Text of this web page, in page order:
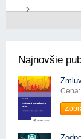
Najnovšie